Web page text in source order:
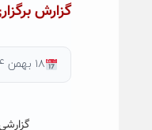
گزارش
۱۸ بهمن ۱۴۰۴